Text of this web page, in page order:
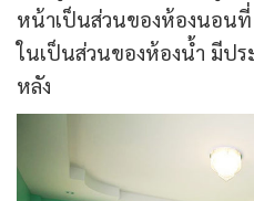
หน้าเป็นส่วนของห้องนอนที่
ในเป็นส่วนของห้องน้ำ มีปร
หลัง